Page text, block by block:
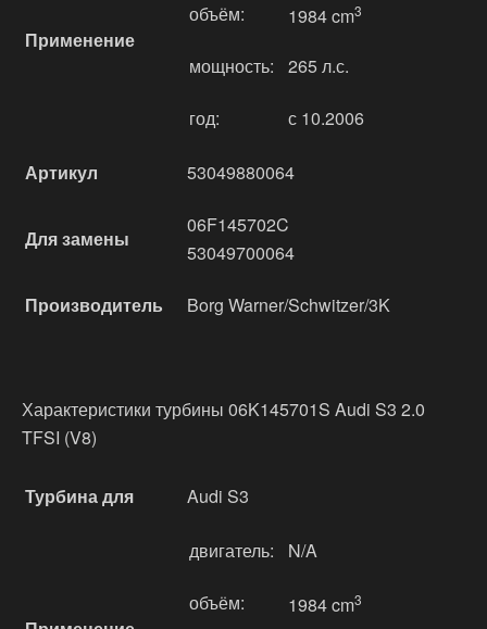
Применение
объём: 1984 cm3
мощность: 265 л.с.
год: с 10.2006
Артикул 53049880064
Для замены
06F145702C
53049700064
Производитель Borg Warner/Schwitzer/3K
Характеристики турбины 06K145701S Audi S3 2.0
TFSI (V8)
Турбина для Audi S3
двигатель: N/A
объём: 1984 cm3